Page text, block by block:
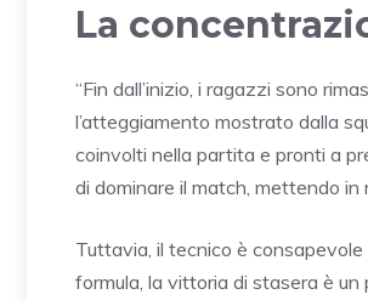
La
“Fin dall’inizio, i ragazzi sono
l’atteggiamento mostrato dalla
coinvolti nella partita e pronti a
di dominare il match, mettendo in
Tuttavia, il tecnico è
formula, la vittoria di stasera è